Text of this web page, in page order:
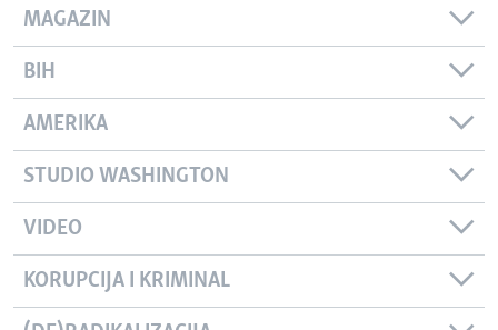
MAGAZIN
BIH
AMERIKA
STUDIO WASHINGTON
VIDEO
KORUPCIJA I KRIMINAL